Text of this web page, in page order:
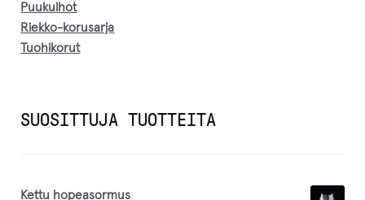
Puukulhot
Riekko-korusarja
Tuohikorut
SUOSITTUJA TUOTTEITA
Kettu hopeasormus